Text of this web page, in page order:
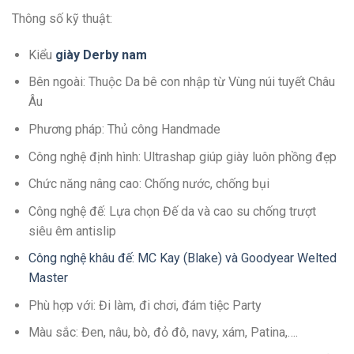
Thông số kỹ thuật:
Kiểu giày Derby nam
Bên ngoài: Thuộc Da bê con nhập từ Vùng núi tuyết Châu
Âu
Phương pháp: Thủ công Handmade
Công nghệ định hình: Ultrashap giúp giày luôn phồng đẹp
Chức năng nâng cao: Chống nước, chống bụi
Công nghệ đế: Lựa chọn Đế da và cao su chống trượt
siêu êm antislip
Công nghệ khâu đế: MC Kay (Blake) và Goodyear Welted
Master
Phù hợp với: Đi làm, đi chơi, đám tiệc Party
Màu sắc: Đen, nâu, bò, đỏ đô, navy, xám, Patina,….